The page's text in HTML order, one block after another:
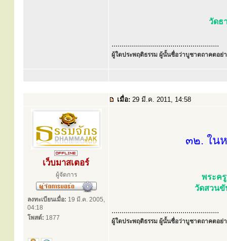
วัดธ
.....................................................
ผู้ใดประพฤติธรรม ผู้นั้นชื่อว่าบูชาตถาคตอย่า
เมื่อ: 29 มี.ค. 2011, 14:58
เว็บมาสเตอร์
ผู้จัดการ
ลงทะเบียนเมื่อ: 19 มี.ค. 2005,
04:18
โพสต์: 1877
๓๒. ใน
พระค
วัดสวนขั
.....................................................
ผู้ใดประพฤติธรรม ผู้นั้นชื่อว่าบูชาตถาคตอย่า